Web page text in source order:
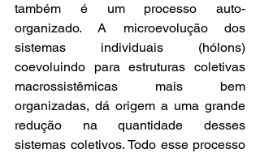
também é um processo auto-
organizado. A microevolução dos
sistemas individuais (hólons)
coevoluindo para estruturas coletivas
macrossistêmicas mais bem
organizadas, dá origem a uma grande
redução na quantidade desses
sistemas coletivos. Todo esse processo